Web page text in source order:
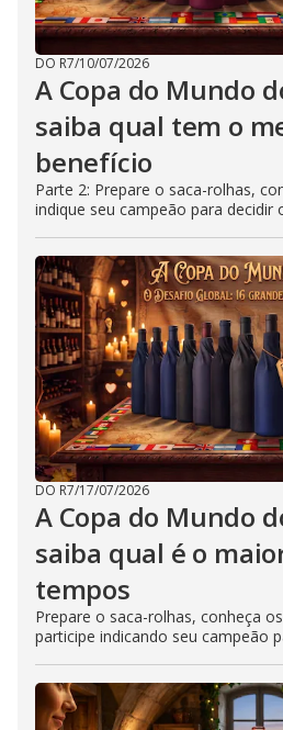
DO R7/10/07/2026
A Copa do Mundo
saiba qual tem o
benefício
Parte 2: Prepare o saca-rolhas,
indique seu campeão para decidir
DO R7/17/07/2026
A Copa do Mundo
saiba qual é o
tempos
Prepare o saca-rolhas, conheça
participe indicando seu campeão